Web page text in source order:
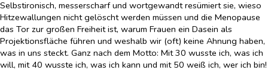
Selbstironisch, messerscharf und wortgewandt resümiert sie, wieso
Hitzewallungen nicht gelöscht werden müssen und die Menopause
das Tor zur großen Freiheit ist, warum Frauen ein Dasein als
Projektionsfläche führen und weshalb wir (oft) keine Ahnung haben,
was in uns steckt. Ganz nach dem Motto: Mit 30 wusste ich, was ich
will, mit 40 wusste ich, was ich kann und mit 50 weiß ich, wer ich bin!